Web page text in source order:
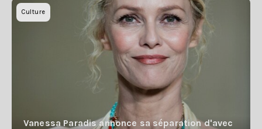
Culture
Vanessa Paradis annonce sa séparation d'avec